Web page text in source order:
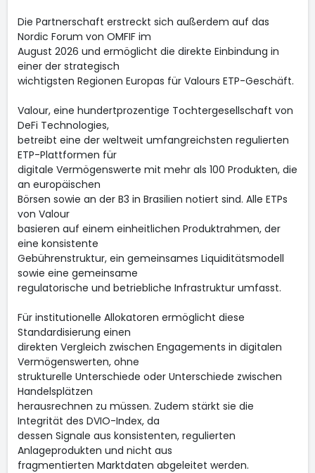
Die Partnerschaft erstreckt sich außerdem auf das
Nordic Forum von OMFIF im
August 2026 und ermöglicht die direkte Einbindung in
einer der strategisch
wichtigsten Regionen Europas für Valours ETP-Geschäft.
Valour, eine hundertprozentige Tochtergesellschaft von
DeFi Technologies,
betreibt eine der weltweit umfangreichsten regulierten
ETP-Plattformen für
digitale Vermögenswerte mit mehr als 100 Produkten, die
an europäischen
Börsen sowie an der B3 in Brasilien notiert sind. Alle ETPs
von Valour
basieren auf einem einheitlichen Produktrahmen, der
eine konsistente
Gebührenstruktur, ein gemeinsames Liquiditätsmodell
sowie eine gemeinsame
regulatorische und betriebliche Infrastruktur umfasst.
Für institutionelle Allokatoren ermöglicht diese
Standardisierung einen
direkten Vergleich zwischen Engagements in digitalen
Vermögenswerten, ohne
strukturelle Unterschiede oder Unterschiede zwischen
Handelsplätzen
herausrechnen zu müssen. Zudem stärkt sie die
Integrität des DVIO-Index, da
dessen Signale aus konsistenten, regulierten
Anlageprodukten und nicht aus
fragmentierten Marktdaten abgeleitet werden.